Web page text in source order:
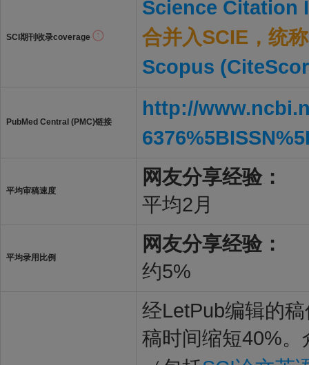
SCI期刊收录coverage
Science Citation
合并入SCIE，统
Scopus
PubMed Central (PMC)链接
http://
平均审稿速度
网友分享经验：
平均2月
平均录用比例
网友分享经验：
约5%
经LetPub编辑的
稿时间缩短40%